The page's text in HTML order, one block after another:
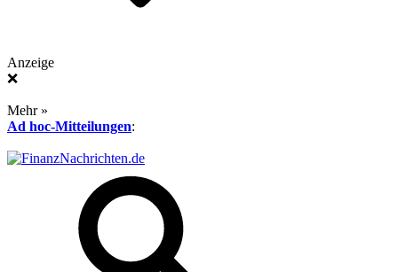
Anzeige
❌
Mehr »
Ad hoc-Mitteilungen: